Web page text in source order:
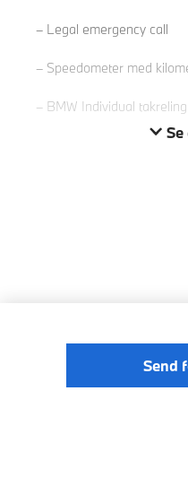
Legal emergency call
Speedometer med
BMW Individual
Send